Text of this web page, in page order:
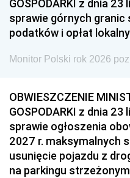
GOSPODARKI z dnia 23
sprawie górnych
podatków i opłat
Monitor Polski rok 2026
OBWIESZCZENIE
GOSPODARKI z dnia 23
sprawie ogłoszenia
2027 r. maksymalnych
usunięcie pojazdu z
na parkingu strzeżonym